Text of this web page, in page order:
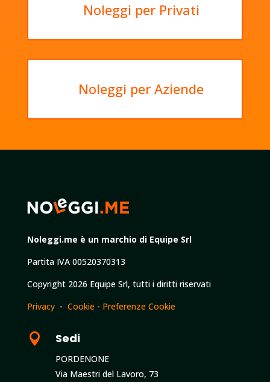
Noleggi per Privati
Noleggi per Aziende
Noleggi.me è un marchio di Equipe Srl
Partita IVA 00520370313
Copyright 2026 Equipe Srl, tutti i diritti riservati
Privacy- Cookie- Preferenze Cookie
 Sedi
PORDENONE
Via Maestri del Lavoro, 73